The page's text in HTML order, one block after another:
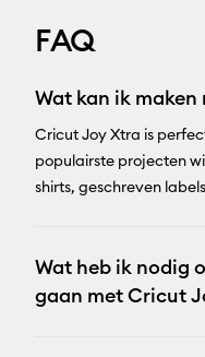
FAQ
Wat kan ik
Cricut Joy Xtra is
populairste projecten
shirts, geschreven
Wat heb ik nodig
gaan met Cricut